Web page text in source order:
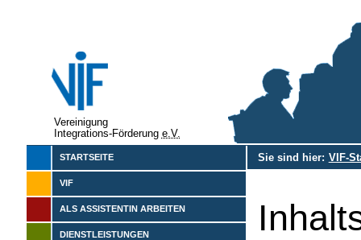
Vereinigung
Integrations-Förderung e.V.
STARTSEITE
VIF
ALS ASSISTENTIN ARBEITEN
DIENSTLEISTUNGEN
Sie sind hier: VIF-